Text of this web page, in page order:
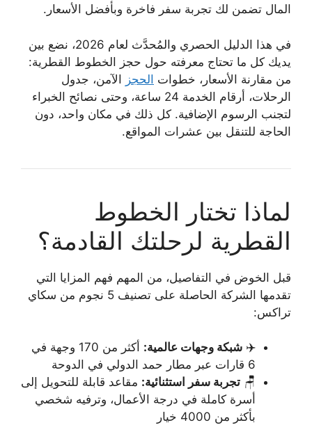
المال تضمن لك تجربة سفر فاخرة وبأفضل الأسعار.
في هذا الدليل الحصري والمُحدَّث لعام 2026، نضع بين
يديك كل ما تحتاج معرفته حول حجز الخطوط القطرية:
من مقارنة الأسعار، خطوات الحجز الآمن، جدول
الرحلات، أرقام الخدمة 24 ساعة، وحتى نصائح الخبراء
لتجنب الرسوم الإضافية. كل ذلك في مكان واحد، دون
الحاجة للتنقل بين عشرات المواقع.
لماذا تختار الخطوط
القطرية لرحلتك القادمة؟
قبل الخوض في التفاصيل، من المهم فهم المزايا التي
تقدمها الشركة الحاصلة على تصنيف 5 نجوم من سكاي
تراكس:
✈️ شبكة وجهات عالمية:
أكثر من 170 وجهة في
6 قارات عبر مطار حمد الدولي في الدوحة
🪑 تجربة سفر استثنائية: مقاعد قابلة للتحويل إلى
أسرة كاملة في درجة الأعمال، وترفيه شخصي
بأكثر من 4000 خيار